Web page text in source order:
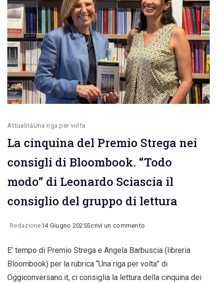
del
“Vicciarolo”.
Tutti
invitati
a
portare
una
AttualitàUna riga per volta
La cinquina del Premio Strega nei
consigli di Bloombook. “Todo
modo” di Leonardo Sciascia il
consiglio del gruppo di lettura
Redazione14 Giugno 2025Scrivi un commento
cinquina
del
E’ tempo di Premio Strega e Angela Barbuscia (libreria
Bloombook) per la rubrica “Una riga per volta” di
Oggiconversano.it, ci consiglia la lettura della cinquina dei